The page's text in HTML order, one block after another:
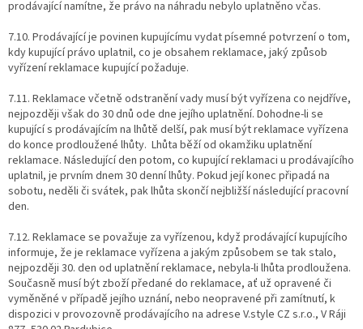
prodávající namítne, že právo na náhradu nebylo uplatněno včas.
7.10. Prodávající je povinen kupujícímu vydat písemné potvrzení o tom,
kdy kupující právo uplatnil, co je obsahem reklamace, jaký způsob
vyřízení reklamace kupující požaduje.
7.11. Reklamace včetně odstranění vady musí být vyřízena co nejdříve,
nejpozději však do 30 dnů ode dne jejího uplatnění. Dohodne-li se
kupující s prodávajícím na lhůtě delší, pak musí být reklamace vyřízena
do konce prodloužené lhůty. Lhůta běží od okamžiku uplatnění
reklamace. Následující den potom, co kupující reklamaci u prodávajícího
uplatnil, je prvním dnem 30 denní lhůty. Pokud její konec připadá na
sobotu, neděli či svátek, pak lhůta skončí nejbližší následující pracovní
den.
7.12. Reklamace se považuje za vyřízenou, když prodávající kupujícího
informuje, že je reklamace vyřízena a jakým způsobem se tak stalo,
nejpozději 30. den od uplatnění reklamace, nebyla-li lhůta prodloužena.
Současně musí být zboží předané do reklamace, ať už opravené či
vyměněné v případě jejího uznání, nebo neopravené při zamítnutí, k
dispozici v provozovně prodávajícího na adrese V.style CZ s.r.o., V Ráji